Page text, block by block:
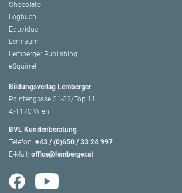
Chocolate
Logbuch
Eduvidual
Lernraum
Lemberger Publishing
eSquirrel
Bildungsverlag Lemberger
Pointengasse 21-23/Top 11
A-1170 Wien
BVL Kundenberatung
Telefon: +43 / (0)650 / 33 24 997
E-Mail: office@lemberger.at